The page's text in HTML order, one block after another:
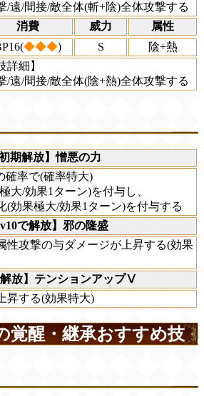
/遠/間接/敵全体(斬+陰)全体攻撃する
消費 威力 属性
◆◆◆) S
陰+熱
詳細】
/遠/間接/敵全体(陰+熱)全体攻撃する
初期解放】憎悪の力
確率で(確率特大)
大/効果1ターン)を付与し、
(効果極大/効果1ターン)を付与する
で解放】邪の隆盛
性攻撃の与ダメージが上昇する(効果
解放】テンションアップⅤ
昇する(効果特大)
覚醒・継承おすすめ技